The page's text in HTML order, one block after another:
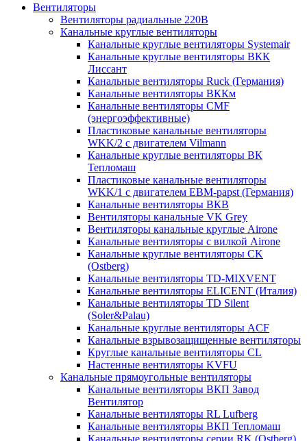
Вентиляторы
Вентиляторы радиальные 220В
Канальные круглые вентиляторы
Канальные круглые вентиляторы Systemair
Канальные круглые вентиляторы ВКК
Лиссант
Канальные вентиляторы Ruck (Германия)
Канальные вентиляторы ВККм
Канальные вентиляторы CMF
(энергоэффективные)
Пластиковые канальные вентиляторы
WKK/2 с двигателем Vilmann
Канальные круглые вентиляторы ВК
Тепломаш
Пластиковые канальные вентиляторы
WKK/1 с двигателем EBM-papst (Германия)
Канальные вентиляторы ВКВ
Вентиляторы канальные VK Grey
Вентиляторы канальные круглые Airone
Канальные вентиляторы с вилкой Airone
Канальные круглые вентиляторы CK
(Ostberg)
Канальные вентиляторы TD-MIXVENT
Канальные вентиляторы ELICENT (Италия)
Канальные вентиляторы TD Silent
(Soler&Palau)
Канальные круглые вентиляторы ACF
Канальные взрывозащищенные вентиляторы
Круглые канальные вентиляторы CL
Настенные вентиляторы KVFU
Канальные прямоугольные вентиляторы
Канальные вентиляторы ВКП Завод
Вентилятор
Канальные вентиляторы RL Lufberg
Канальные вентиляторы ВКП Тепломаш
Канальные вентиляторы серии RK (Ostberg)